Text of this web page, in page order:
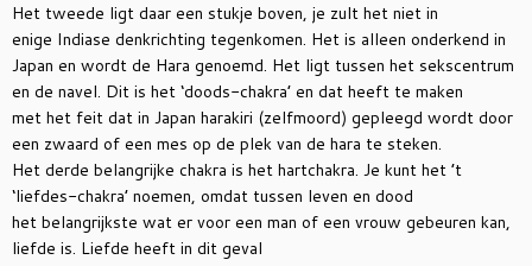
Het tweede ligt daar een stukje boven, je zult het niet in
enige Indiase denkrichting tegenkomen. Het is alleen onderkend in
Japan en wordt de Hara genoemd. Het ligt tussen het sekscentrum
en de navel. Dit is het ‘doods-chakra’ en dat heeft te maken
met het feit dat in Japan harakiri (zelfmoord) gepleegd wordt door
een zwaard of een mes op de plek van de hara te steken.
Het derde belangrijke chakra is het hartchakra. Je kunt het ’t
‘liefdes-chakra’ noemen, omdat tussen leven en dood
het belangrijkste wat er voor een man of een vrouw gebeuren kan,
liefde is. Liefde heeft in dit geval